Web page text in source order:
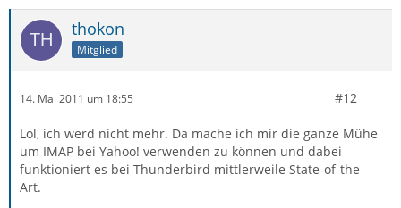
thokon
Mitglied
14. Mai 2011 um 18:55 #12
Lol, ich werd nicht mehr. Da mache ich mir die ganze Mühe
um IMAP bei Yahoo! verwenden zu können und dabei
funktioniert es bei Thunderbird mittlerweile State-of-the-
Art.